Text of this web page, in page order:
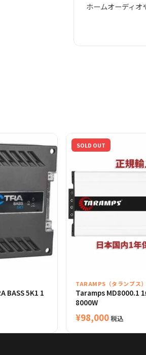
ホームオーディオ
BASS 5K1 1
SOLD OUT
TARAMPS（タランプス）
Taramps MD8000.1
8000W
¥98,000税込